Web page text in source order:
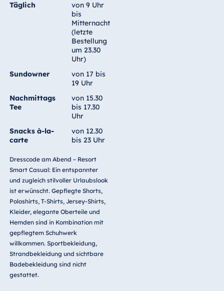
Täglich
von 9 Uhr
bis
Mitternacht
(letzte
Bestellung
um 23.30
Uhr)
Sundowner
von 17 bis
19 Uhr
Nachmittags
Tee
von 15.30
bis 17.30
Uhr
Snacks à-la-
carte
von 12.30
bis 23 Uhr
Dresscode am Abend – Resort
Smart Casual: Ein entspannter
und zugleich stilvoller Urlaubslook
ist erwünscht. Gepflegte Shorts,
Poloshirts, T-Shirts, Jersey-Shirts,
Kleider, elegante Oberteile und
Hemden sind in Kombination mit
gepflegtem Schuhwerk
willkommen. Sportbekleidung,
Strandbekleidung und sichtbare
Badebekleidung sind nicht
gestattet.